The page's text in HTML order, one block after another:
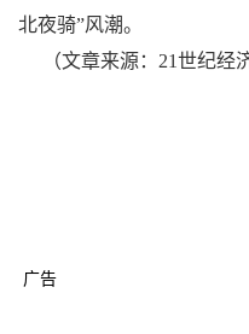
北夜骑”风潮。
（文章来源：21世纪经
广告